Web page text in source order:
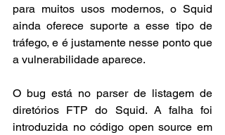
para muitos usos modernos, o Squid
ainda oferece suporte a esse tipo de
tráfego, e é justamente nesse ponto que
a vulnerabilidade aparece.
O bug está no parser de listagem de
diretórios FTP do Squid. A falha foi
introduzida no código open source em